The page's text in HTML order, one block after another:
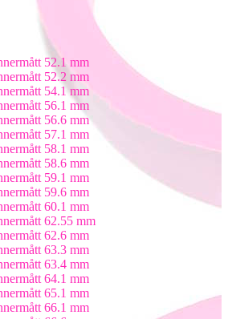
52.1 mm
52.2 mm
54.1 mm
56.1 mm
56.6 mm
57.1 mm
58.1 mm
58.6 mm
59.1 mm
59.6 mm
60.1 mm
62.55 mm
62.6 mm
63.3 mm
63.4 mm
64.1 mm
65.1 mm
66.1 mm